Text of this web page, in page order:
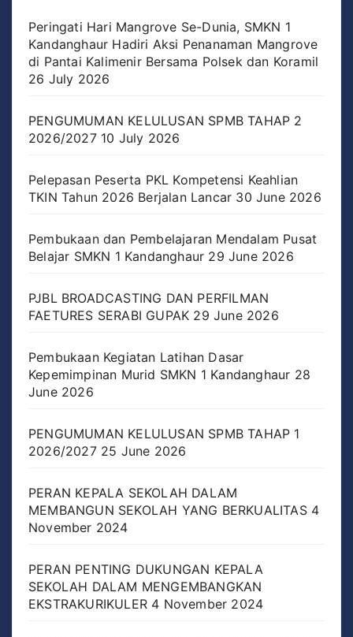
Peringati Hari Mangrove Se-Dunia, SMKN 1
Kandanghaur Hadiri Aksi Penanaman Mangrove
di Pantai Kalimenir Bersama Polsek dan Koramil
26 July 2026
PENGUMUMAN KELULUSAN SPMB TAHAP 2
2026/2027 10 July 2026
Pelepasan Peserta PKL Kompetensi Keahlian
TKIN Tahun 2026 Berjalan Lancar 30 June 2026
Pembukaan dan Pembelajaran Mendalam Pusat
Belajar SMKN 1 Kandanghaur 29 June 2026
PJBL BROADCASTING DAN PERFILMAN
FAETURES SERABI GUPAK 29 June 2026
Pembukaan Kegiatan Latihan Dasar
Kepemimpinan Murid SMKN 1 Kandanghaur 28
June 2026
PENGUMUMAN KELULUSAN SPMB TAHAP 1
2026/2027 25 June 2026
PERAN KEPALA SEKOLAH DALAM
MEMBANGUN SEKOLAH YANG BERKUALITAS 4
November 2024
PERAN PENTING DUKUNGAN KEPALA
SEKOLAH DALAM MENGEMBANGKAN
EKSTRAKURIKULER 4 November 2024